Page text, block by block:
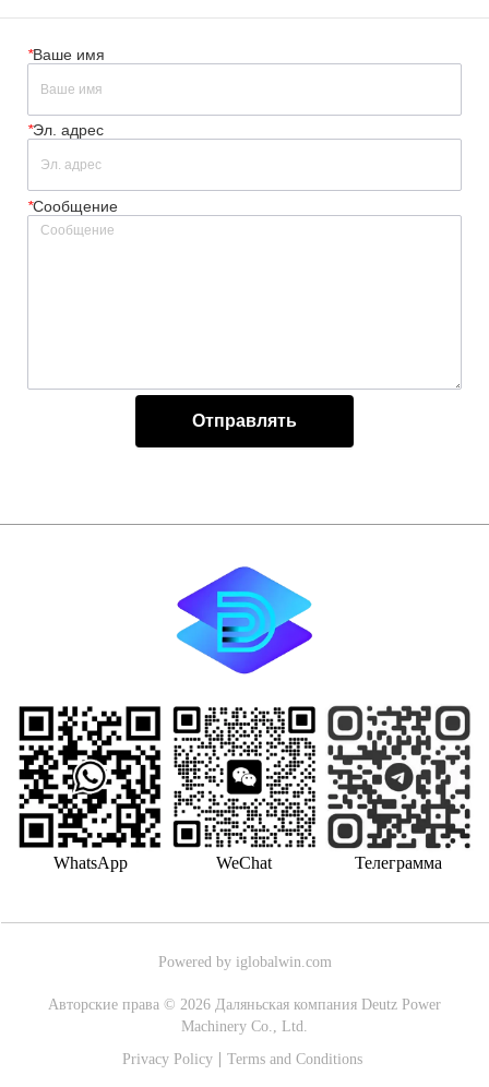
*Ваше имя
*Эл. адрес
*Сообщение
Отправлять
WhatsApp WeChat Телеграмма
Powered by iglobalwin.com
Авторские права © 2026 Даляньская компания Deutz Power
Machinery Co., Ltd.
Privacy Policy
Terms and Conditions